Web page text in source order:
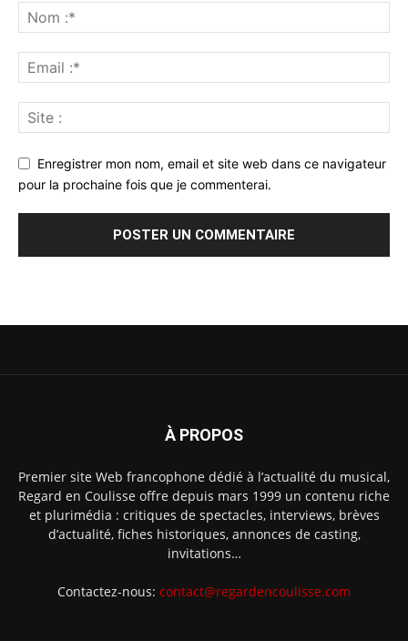
Enregistrer mon nom, email et site web dans ce navigateur
pour la prochaine fois que je commenterai.
À PROPOS
Premier site Web francophone dédié à l’actualité du musical,
Regard en Coulisse offre depuis mars 1999 un contenu riche
et plurimédia : critiques de spectacles, interviews, brèves
d’actualité, fiches historiques, annonces de casting,
invitations…
Contactez-nous: contact@regardencoulisse.com